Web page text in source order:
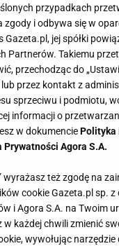
nawet 200 zł taniej -
niezbędniki do
DMUCHAWY DO LIŚCI
przypadkach
zgody i odbywa się w
Gazeta.pl, jej spółki
Partnerów. Takiemu
przechodząc do
przez kontakt z
sprzeciwu i podmiotu,
informacji o
w dokumenciePolityka
Prywatności Agora S.A.
wyrażasz też zgodę na
cookie Gazeta.pl sp. z
i Agora S.A. na Twoim
w każdej chwili zmienić
wywołując